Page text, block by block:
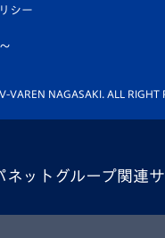
動
シー
VAREN NAGASAKI. ALL RIGHT
ネットグループ関連